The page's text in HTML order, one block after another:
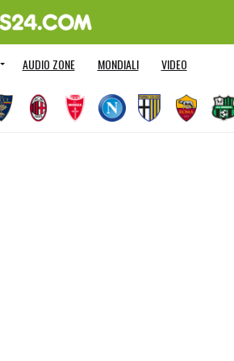
AUDIO ZONE MONDIALI VIDEO